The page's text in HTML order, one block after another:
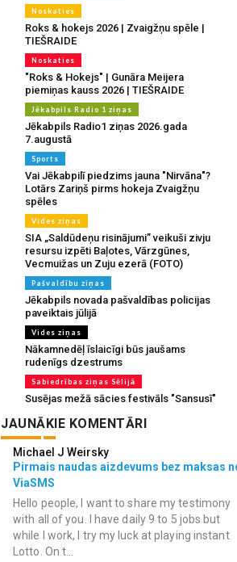
Noskaties
Roks & hokejs 2026 | Zvaigžņu spēle |
TIEŠRAIDE
Noskaties
"Roks & Hokejs" | Gunāra Meijera
piemiņas kauss 2026 | TIEŠRAIDE
Jēkabpils Radio 1 ziņas
Jēkabpils Radio1 ziņas 2026.gada
7.augustā
Sports
Vai Jēkabpilī piedzims jauna "Nirvāna"?
Lotārs Zariņš pirms hokeja Zvaigžņu
spēles
Vides ziņas
SIA „Saldūdeņu risinājumi” veikuši zivju
resursu izpēti Baļotes, Vārzgūnes,
Vecmuižas un Zuju ezerā (FOTO)
Pašvaldību ziņas
Jēkabpils novada pašvaldības policijas
paveiktais jūlijā
Vides ziņas
Nākamnedēļ īslaicīgi būs jaušams
rudenīgs dzestrums
Sabiedrības ziņas Sēlijā
Susējas mežā sācies festivāls "Sansusī"
JAUNĀKIE KOMENTĀRI
Michael J Weirsky
Pirmais naudas aizdevums bez maksas
ViaSMS
Hello people, I want to share my testimony
with all of you. I have daily 9 to 5 jobs but
while I work, I try my luck at playing instant
Lotto. On t...